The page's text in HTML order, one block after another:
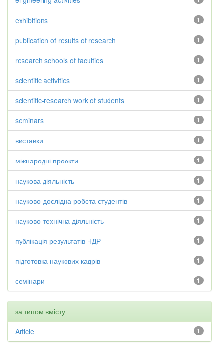
1
exhibitions
1
publication of results of research
1
research schools of faculties
1
scientific activities
1
scientific-research work of students
1
seminars
1
виставки
1
міжнародні проекти
1
наукова діяльність
1
науково-дослідна робота студентів
1
науково-технічна діяльність
1
публікація результатів НДР
1
підготовка наукових кадрів
1
семінари
за типом вмісту
1
Article